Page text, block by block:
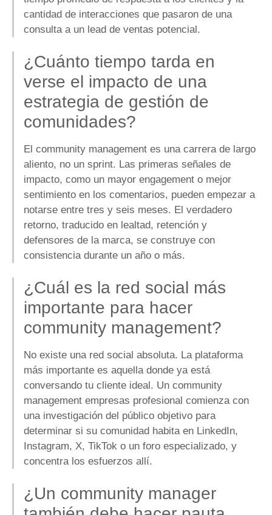
cantidad de interacciones que pasaron de una
consulta a un lead de ventas potencial.
¿Cuánto tiempo tarda en
verse el impacto de una
estrategia de gestión de
comunidades?
El community management es una carrera de largo
aliento, no un sprint. Las primeras señales de
impacto, como un mayor engagement o mejor
sentimiento en los comentarios, pueden empezar a
notarse entre tres y seis meses. El verdadero
retorno, traducido en lealtad, retención y
defensores de la marca, se construye con
consistencia durante un año o más.
¿Cuál es la red social más
importante para hacer
community management?
No existe una red social absoluta. La plataforma
más importante es aquella donde ya está
conversando tu cliente ideal. Un community
management empresas profesional comienza con
una investigación del público objetivo para
determinar si su comunidad habita en LinkedIn,
Instagram, X, TikTok o un foro especializado, y
concentra los esfuerzos allí.
¿Un community manager